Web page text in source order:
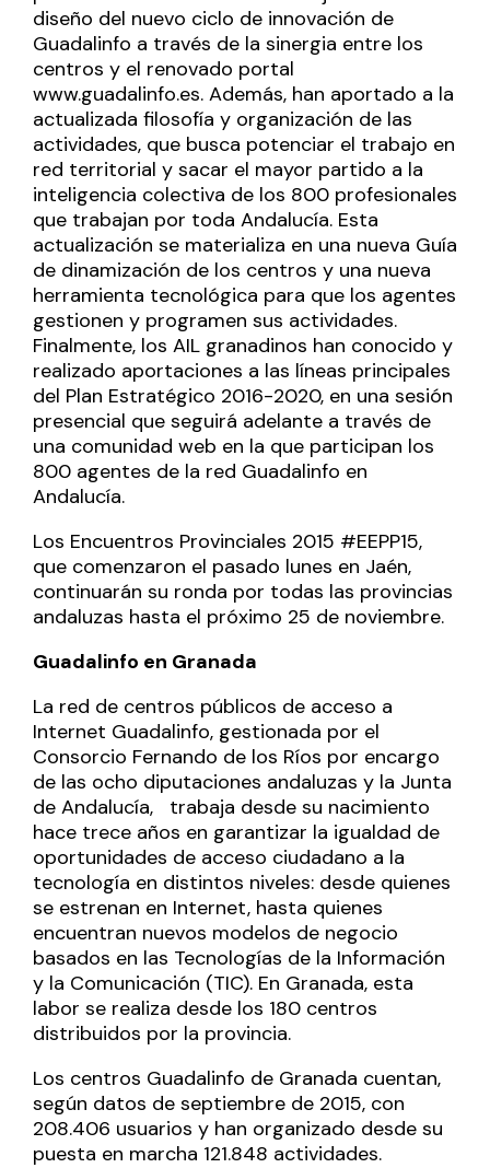
diseño del nuevo ciclo de innovación de
Guadalinfo a través de la sinergia entre los
centros y el renovado portal
www.guadalinfo.es. Además, han aportado a la
actualizada filosofía y organización de las
actividades, que busca potenciar el trabajo en
red territorial y sacar el mayor partido a la
inteligencia colectiva de los 800 profesionales
que trabajan por toda Andalucía. Esta
actualización se materializa en una nueva Guía
de dinamización de los centros y una nueva
herramienta tecnológica para que los agentes
gestionen y programen sus actividades.
Finalmente, los AIL granadinos han conocido y
realizado aportaciones a las líneas principales
del Plan Estratégico 2016-2020, en una sesión
presencial que seguirá adelante a través de
una comunidad web en la que participan los
800 agentes de la red Guadalinfo en
Andalucía.
Los Encuentros Provinciales 2015 #EEPP15,
que comenzaron el pasado lunes en Jaén,
continuarán su ronda por todas las provincias
andaluzas hasta el próximo 25 de noviembre.
Guadalinfo en Granada
La red de centros públicos de acceso a
Internet Guadalinfo, gestionada por el
Consorcio Fernando de los Ríos por encargo
de las ocho diputaciones andaluzas y la Junta
de Andalucía, trabaja desde su nacimiento
hace trece años en garantizar la igualdad de
oportunidades de acceso ciudadano a la
tecnología en distintos niveles: desde quienes
se estrenan en Internet, hasta quienes
encuentran nuevos modelos de negocio
basados en las Tecnologías de la Información
y la Comunicación (TIC). En Granada, esta
labor se realiza desde los 180 centros
distribuidos por la provincia.
Los centros Guadalinfo de Granada cuentan,
según datos de septiembre de 2015, con
208.406 usuarios y han organizado desde su
puesta en marcha 121.848 actividades.